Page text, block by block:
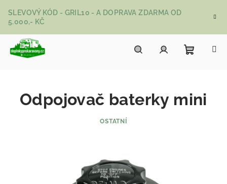
SLEVOVÝ KÓD - GRIL10 - A DOPRAVA ZDARMA OD
5.000,- KČ
Odpojovač baterky mini
OSTATNÍ